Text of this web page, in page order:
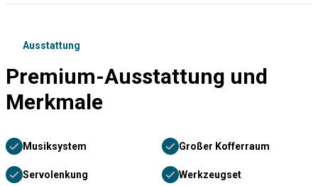
Ausstattung
Premium-Ausstattung und
Merkmale
Musiksystem Großer Kofferraum
Servolenkung Werkzeugset